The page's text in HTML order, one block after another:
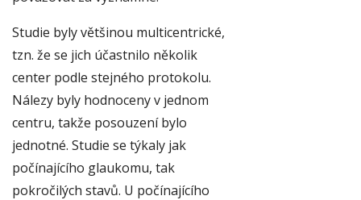
Studie byly většinou multicentrické,
tzn. že se jich účastnilo několik
center podle stejného protokolu.
Nálezy byly hodnoceny v jednom
centru, takže posouzení bylo
jednotné. Studie se týkaly jak
počínajícího glaukomu, tak
pokročilých stavů. U počínajícího